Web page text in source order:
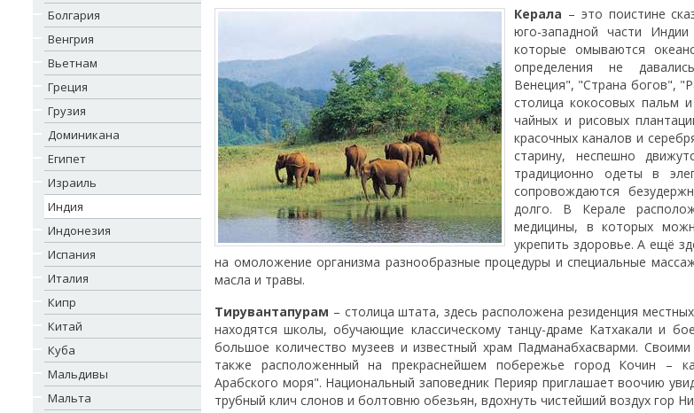
Болгария
Венгрия
Вьетнам
Греция
Грузия
Доминикана
Египет
Израиль
Индия
Индонезия
Испания
Италия
Кипр
Китай
Куба
Мальдивы
Мальта
Керала – это поистине
юго-западной части
которые омываются
определения не
Венеция", "Страна богов",
столица кокосовых пальм
чайных и рисовых
красочных каналов и
старину, неспешно
традиционно одеты в
сопровождаются
долго. В Керале
медицины, в которых
укрепить здоровье. А ещё
на омоложение организма разнообразные процедуры и специальные
масла и травы.
Тирувантапурам – столица штата, здесь расположена резиденция
находятся школы, обучающие классическому танцу-драме Катхакали и
большое количество музеев и известный храм Падманабхасварми.
также расположенный на прекраснейшем побережье город Кочин –
Арабского моря". Национальный заповедник Перияр приглашает воочию
трубный клич слонов и болтовню обезьян, вдохнуть чистейший воздух гор